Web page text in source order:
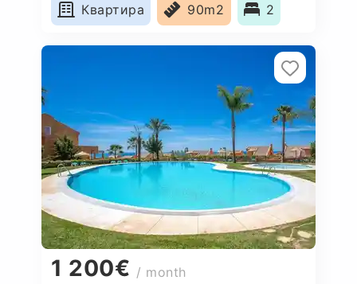
Квартира
90m2 2
1 200€ / month